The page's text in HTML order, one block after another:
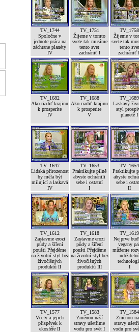
TV_1744
Spoločne v
jednote práca na
záchrane planéty
IV
TV_1751
Žijeme v tomto
svete tak musíme
tento svet
zachrániť I
TV_1758
Žijeme v
svete tak
tento svet
zachrániť
TV_1682
Ako riadiť krajinu
k prosperite
IV
TV_1688
Ako riadiť krajinu
k prosperite
V
TV_1689
Laskavý
styl
planetě I
TV_1647
Lidská přirozenost
by měla být
milující a laskavá
IV
TV_1653
Praktikujte pilně
abyste ochránili
sebe i ostatní
I
TV_1654
Praktikujte
abyste
sebe i
II
TV_1612
Zastavme erozi
půdy a šíření
pouští Přejděme
na životní styl bez
živočišných
produktů II
TV_1618
Zastavme erozi
půdy a šíření
pouští Přejděme
na životní styl bez
živočišných
produktů III
TV_1619
Nejprve
vegany
můžeme
udržitelné
I
TV_1577
Včely a jejich
příspěvek k
ekosféře II
TV_1583
Změnou naší
stravy ušetříme
vodu pro svět I
TV_1584
Změnou
stravy
vodu pro